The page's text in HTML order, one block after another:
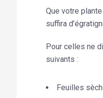
Que votre
suffira
Pour celles ne
suivants :
Feuilles